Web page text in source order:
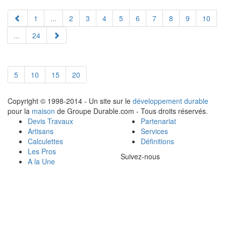
1 ... 2 3 4 5 6 7 8 9
10
...
24
5 10 15 20
Copyright © 1998-2014 - Un site sur le développement durable
pour la maison de Groupe Durable.com - Tous droits réservés.
Devis Travaux
Artisans
Calculettes
Les Pros
A la Une
Partenariat
Services
Définitions
Suivez-nous